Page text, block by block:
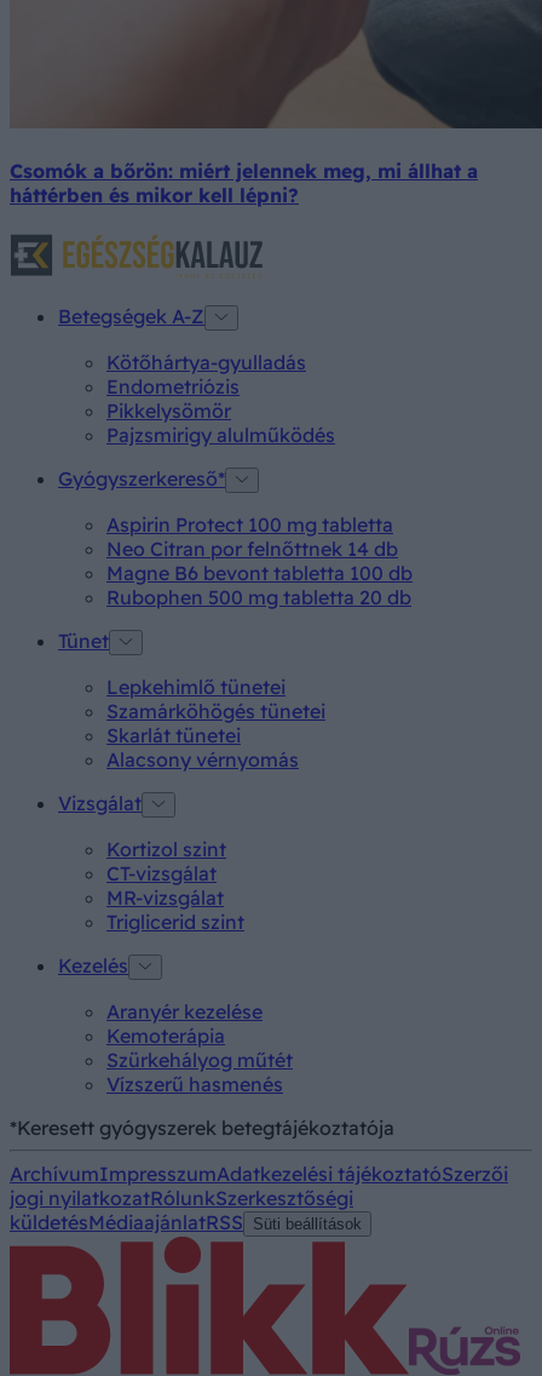
Csomók a bőrön: miért jelennek meg, mi állhat a
háttérben és mikor kell lépni?
Betegségek A-Z
Kötőhártya-gyulladás
Endometriózis
Pikkelysömör
Pajzsmirigy alulműködés
Gyógyszerkereső*
Aspirin Protect 100 mg tabletta
Neo Citran por felnőttnek 14 db
Magne B6 bevont tabletta 100 db
Rubophen 500 mg tabletta 20 db
Tünet
Lepkehimlő tünetei
Szamárköhögés tünetei
Skarlát tünetei
Alacsony vérnyomás
Vizsgálat
Kortizol szint
CT-vizsgálat
MR-vizsgálat
Triglicerid szint
Kezelés
Aranyér kezelése
Kemoterápia
Szürkehályog műtét
Vízszerű hasmenés
*Keresett gyógyszerek betegtájékoztatója
ArchívumImpresszumAdatkezelési tájékoztatóSzerzői
jogi nyilatkozatRólunkSzerkesztőségi
küldetésMédiaajánlatRSS Süti beállítások